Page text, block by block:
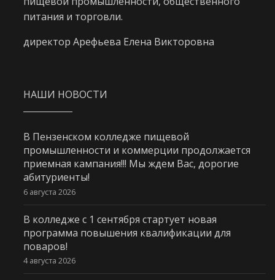
питания и торговли.
директор Арефьева Елена Викторовна
НАШИ НОВОСТИ
В Пензенском колледже пищевой
промышленности и коммерции продолжается
приемная кампания!!! Мы ждем Вас, дорогие
абитуриенты!
6 августа 2026
В колледже с 1 сентября стартует новая
программа повышения квалификации для
поваров!
4 августа 2026